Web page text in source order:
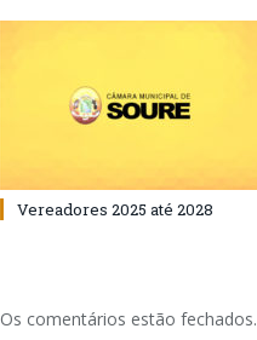
Vereadores 2025 até 2028
Os comentários estão fechados.